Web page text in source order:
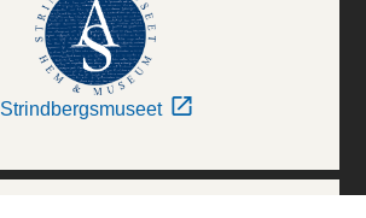
Strindbergsmuseet